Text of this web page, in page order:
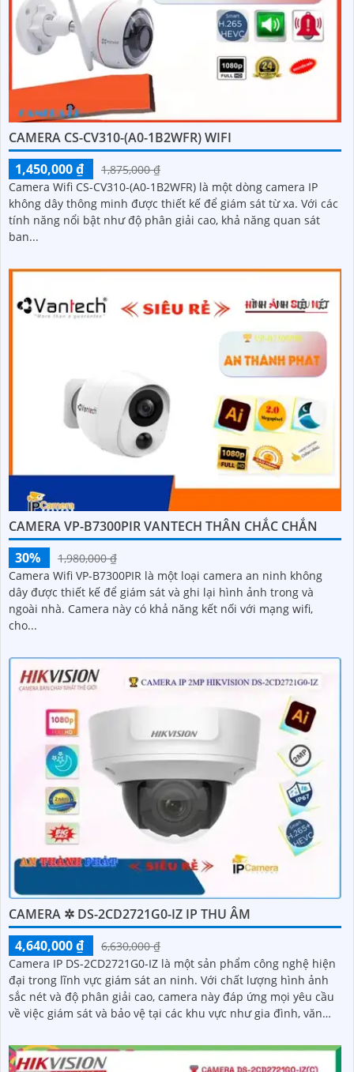
CAMERA CS-CV310-(A0-1B2WFR) WIFI
1,450,000 ₫
1,875,000 ₫
Camera Wifi CS-CV310-(A0-1B2WFR) là một dòng camera IP
không dây thông minh được thiết kế để giám sát từ xa. Với các
tính năng nổi bật như độ phân giải cao, khả năng quan sát
ban...
CAMERA VP-B7300PIR VANTECH THÂN CHẮC CHẮN
30%
1,980,000 ₫
Camera Wifi VP-B7300PIR là một loại camera an ninh không
dây được thiết kế để giám sát và ghi lại hình ảnh trong và
ngoài nhà. Camera này có khả năng kết nối với mạng wifi,
cho...
CAMERA ✲ DS-2CD2721G0-IZ IP THU ÂM
4,640,000 ₫
6,630,000 ₫
Camera IP DS-2CD2721G0-IZ là một sản phẩm công nghệ hiện
đại trong lĩnh vực giám sát an ninh. Với chất lượng hình ảnh
sắc nét và độ phân giải cao, camera này đáp ứng mọi yêu cầu
về việc giám sát và bảo vệ tại các khu vực như gia đình, văn